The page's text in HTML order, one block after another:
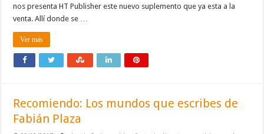
nos presenta HT Publisher este nuevo suplemento que ya esta a la
venta. Allí donde se …
Ver más
Recomiendo: Los mundos que escribes de
Fabián Plaza